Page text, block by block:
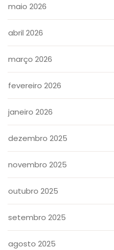
maio 2026
abril 2026
março 2026
fevereiro 2026
janeiro 2026
dezembro 2025
novembro 2025
outubro 2025
setembro 2025
agosto 2025